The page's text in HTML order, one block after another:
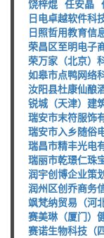
饶梓焜 任安晶
日电卓越软件科
日照哲用教育信
荣昌区至明电子
荣万家（北京）
如皋市点鸭网络
汝阳县杜康仙酿
锐城（天津）建
瑞安市末符服饰
瑞安市入乡随俗
瑞昌市精丰光电
瑞丽市乾璟仁珠
润宇创博企业策
润州区创乔商务
飒梵纳贸易（河
赛美琳（厦门）
赛诺生物科技（